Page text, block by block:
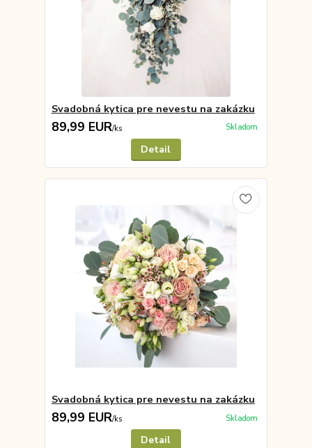
Svadobná kytica pre nevestu na zakázku
89,99 EUR/ks Skladom
Detail
Svadobná kytica pre nevestu na zakázku
89,99 EUR/ks Skladom
Detail